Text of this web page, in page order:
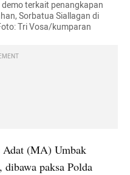
terkait penangkapan
Sorbatua Siallagan di
Tri Vosa/kumparan
Adat (MA) Umbak
paksa Polda